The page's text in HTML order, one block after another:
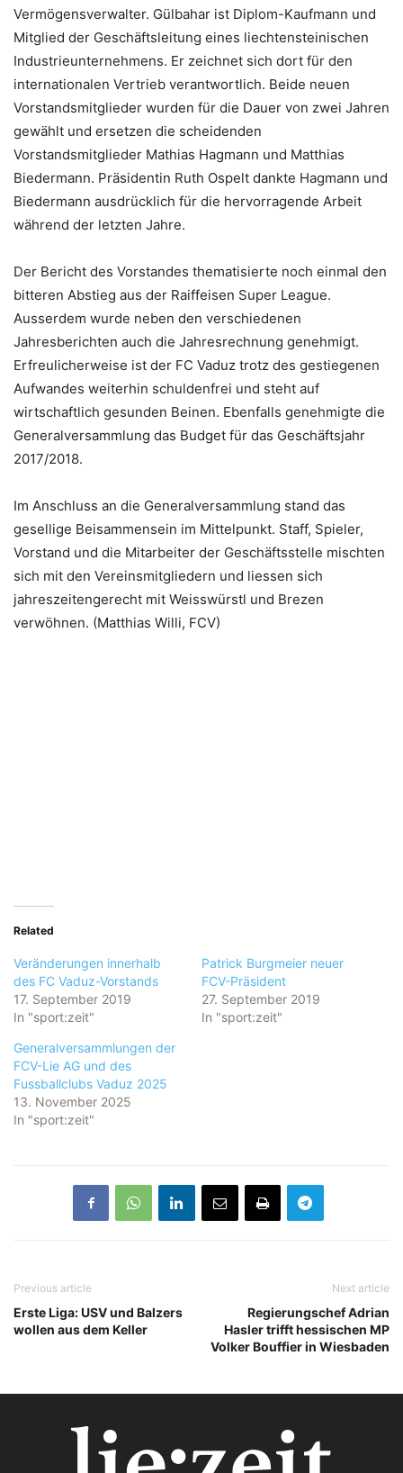
Vermögensverwalter. Gülbahar ist Diplom-Kaufmann und
Mitglied der Geschäftsleitung eines liechtensteinischen
Industrieunternehmens. Er zeichnet sich dort für den
internationalen Vertrieb verantwortlich. Beide neuen
Vorstandsmitglieder wurden für die Dauer von zwei Jahren
gewählt und ersetzen die scheidenden
Vorstandsmitglieder Mathias Hagmann und Matthias
Biedermann. Präsidentin Ruth Ospelt dankte Hagmann und
Biedermann ausdrücklich für die hervorragende Arbeit
während der letzten Jahre.
Der Bericht des Vorstandes thematisierte noch einmal den
bitteren Abstieg aus der Raiffeisen Super League.
Ausserdem wurde neben den verschiedenen
Jahresberichten auch die Jahresrechnung genehmigt.
Erfreulicherweise ist der FC Vaduz trotz des gestiegenen
Aufwandes weiterhin schuldenfrei und steht auf
wirtschaftlich gesunden Beinen. Ebenfalls genehmigte die
Generalversammlung das Budget für das Geschäftsjahr
2017/2018.
Im Anschluss an die Generalversammlung stand das
gesellige Beisammensein im Mittelpunkt. Staff, Spieler,
Vorstand und die Mitarbeiter der Geschäftsstelle mischten
sich mit den Vereinsmitgliedern und liessen sich
jahreszeitengerecht mit Weisswürstl und Brezen
verwöhnen. (Matthias Willi, FCV)
Related
Veränderungen innerhalb
des FC Vaduz-Vorstands
17. September 2019
In "sport:zeit"
Patrick Burgmeier neuer
FCV-Präsident
27. September 2019
In "sport:zeit"
Generalversammlungen der
FCV-Lie AG und des
Fussballclubs Vaduz 2025
13. November 2025
In "sport:zeit"
Previous article
Erste Liga: USV und Balzers
wollen aus dem Keller
Next article
Regierungschef Adrian
Hasler trifft hessischen MP
Volker Bouffier in Wiesbaden